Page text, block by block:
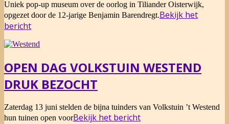
2026-
07-
27
Uniek pop-up museum over de oorlog in Tiliander Oisterwijk,
opgezet door de 12-jarige Benjamin Barendregt.Bekijk het
bericht
OPEN DAG VOLKSTUIN WESTEND
DRUK BEZOCHT
2026-
06-
Zaterdag 13 juni stelden de bijna tuinders van Volkstuin ’t Westend
hun tuinen open voorBekijk het bericht